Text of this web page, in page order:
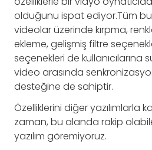
olduğunu ispat ediyor.Tüm
videolar üzerinde kırpma,
ekleme, gelişmiş filtre
seçenekleri de kullanıcılarına
video arasında
desteğine de sahiptir.
Özelliklerini diğer yazılımlarla
zaman, bu alanda rakip
yazılım göremiyoruz.